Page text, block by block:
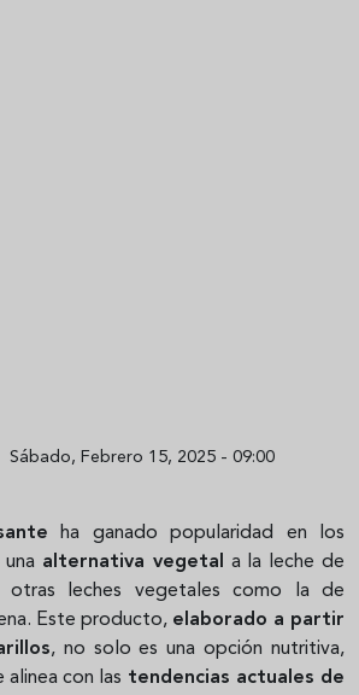
Sábado, Febrero 15, 2025 - 09:00
ha ganado popularidad en los
alternativa vegetal
a la leche de
otras leches vegetales como la de
Este producto, elaborado a partir
, no solo es una opción nutritiva,
alinea con las tendencias actuales de